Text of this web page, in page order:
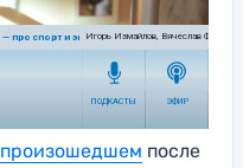
произошедшем после